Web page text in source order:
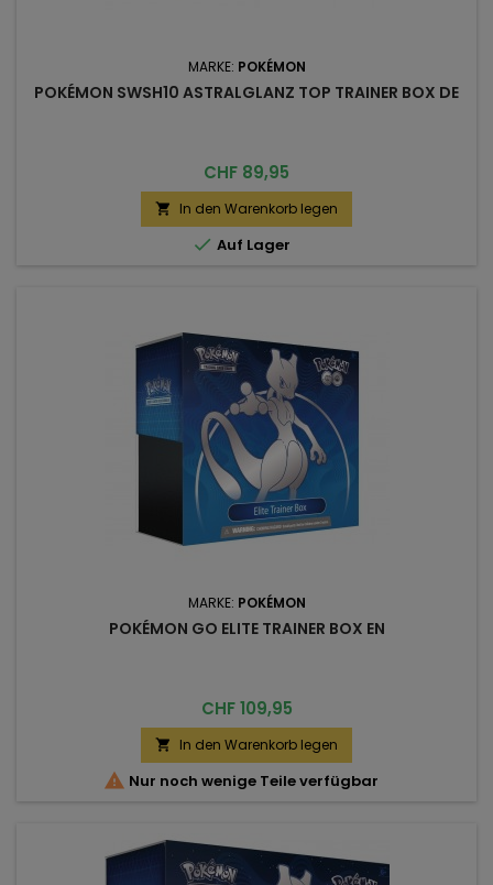
MARKE: POKÉMON
POKÉMON SWSH10 ASTRALGLANZ TOP TRAINER BOX DE
Preis
CHF 89,95
 In den Warenkorb legen
 Auf Lager
MARKE: POKÉMON
POKÉMON GO ELITE TRAINER BOX EN
Preis
CHF 109,95
 In den Warenkorb legen
 Nur noch wenige Teile verfügbar